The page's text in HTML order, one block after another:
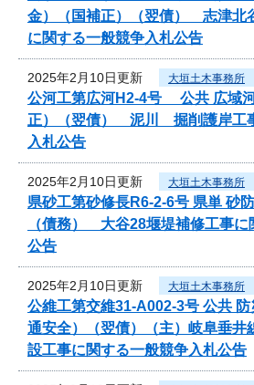
金）（国補正）（翌債） 志津
に関する一般競争入札公告
2025年2月10日更新 大垣土木事務所
公河工第広河H2-4号 公共 広域
正）（翌債） 泥川 掘削護岸工
入札公告
2025年2月10日更新 大垣土木事務所
県砂工第砂修長R6-2-6号 県単 砂
（債務） 大谷28堰堤補修工事に
公告
2025年2月10日更新 大垣土木事務所
公維工第交維31-A002-3号 公共
通安全）（翌債）（主）岐阜垂
設工事に関する一般競争入札公告